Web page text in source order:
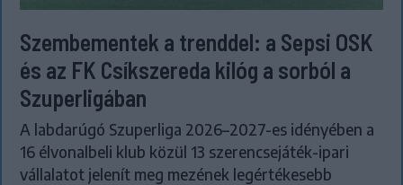
Szembementek a trenddel: a Sepsi OSK
és az FK Csíkszereda kilóg a sorból a
Szuperligában
A labdarúgó Szuperliga 2026–2027-es idényében a
16 élvonalbeli klub közül 13 szerencsejáték-ipari
vállalatot jelenít meg mezének legértékesebb